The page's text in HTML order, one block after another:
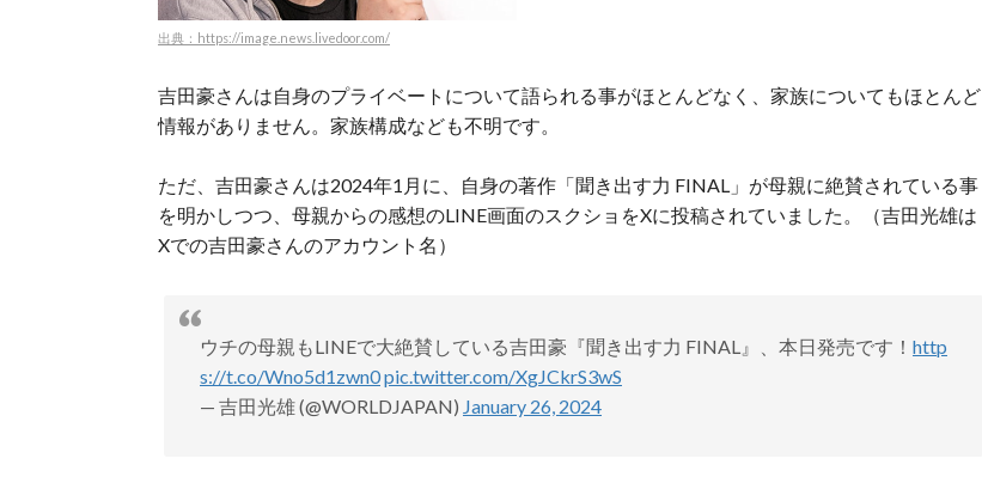
出典：https://image.news.livedoor.com/
吉田豪さんは自身のプライベートについて語られる事がほとんどなく、家族についてもほとんど
情報がありません。家族構成なども不明です。
ただ、吉田豪さんは2024年1月に、自身の著作「聞き出す力 FINAL」が母親に絶賛されている事
を明かしつつ、母親からの感想のLINE画面のスクショをXに投稿されていました。（吉田光雄は
Xでの吉田豪さんのアカウント名）
ウチの母親もLINEで大絶賛している吉田豪『聞き出す力 FINAL』、本日発売です！ http
s://t.co/Wno5d1zwn0pic.twitter.com/XgJCkrS3wS
— 吉田光雄 (@WORLDJAPAN) January 26, 2024